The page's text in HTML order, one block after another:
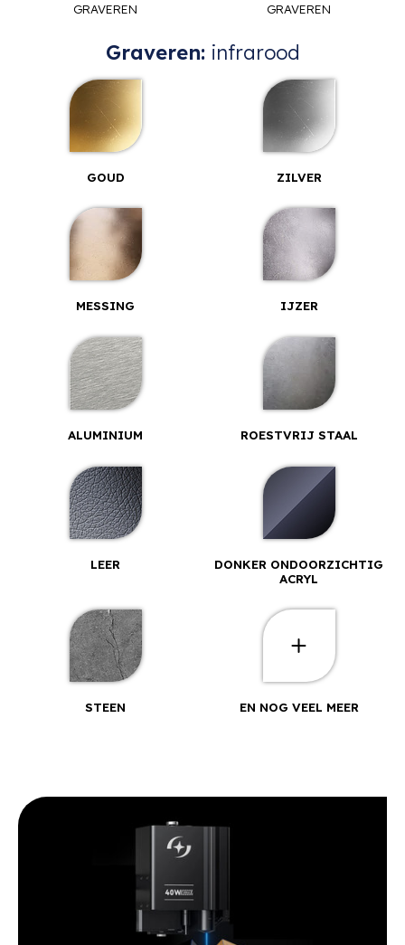
GRAVEREN
GRAVEREN
Graveren: infrarood
GOUD ZILVER
MESSING IJZER
ALUMINIUM ROESTVRIJ STAAL
LEER
DONKER ONDOORZICHTIG
ACRYL
STEEN EN NOG VEEL MEER